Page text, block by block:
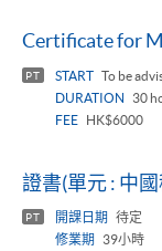
Certificate for
PT START To be
DURATION
30
FEE
HK$6000
證書(單元 : 中
PT 開課日期
待定
修業期
39小時